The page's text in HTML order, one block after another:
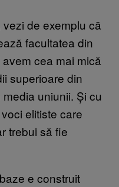
de exemplu că
facultatea din
cea mai mică
superioare din
uniunii. Și cu
elitiste care
trebui să fie
e construit